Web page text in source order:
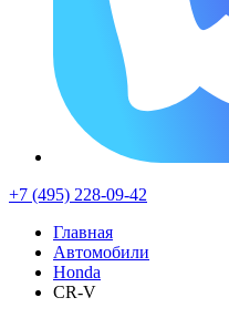
+7 (495) 228-09-42
Главная
Автомобили
Honda
CR-V